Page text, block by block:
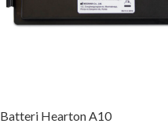
Batteri Hearton A10